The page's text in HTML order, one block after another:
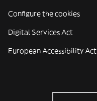
Configure the cookies
Digital Services Act
European Accessibility Act